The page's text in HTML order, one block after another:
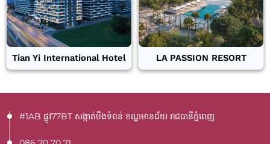
Tian Yi International Hotel LA PASSION RESORT
#1AB ផ្លូវ77BT​ សង្កាត់បឹងទំពន់ ខណ្ឌមានជ័យ រាជធានីភ្នំពេញ